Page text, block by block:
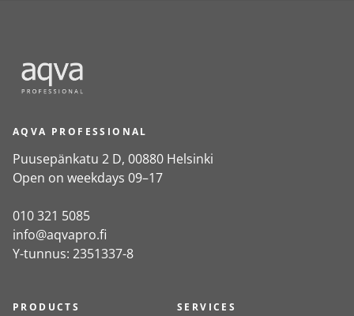
AQVA PROFESSIONAL
Puusepänkatu 2 D, 00880 Helsinki
Open on weekdays 09–17
010 321 5085
info@aqvapro.fi
Y-tunnus: 2351337-8
PRODUCTS SERVICES